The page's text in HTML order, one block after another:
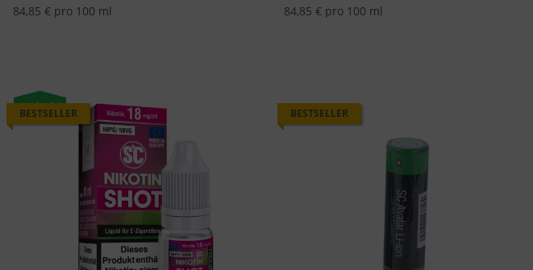
84,85 € pro 100 ml 84,85 € pro 100 ml
BESTSELLER BESTSELLER